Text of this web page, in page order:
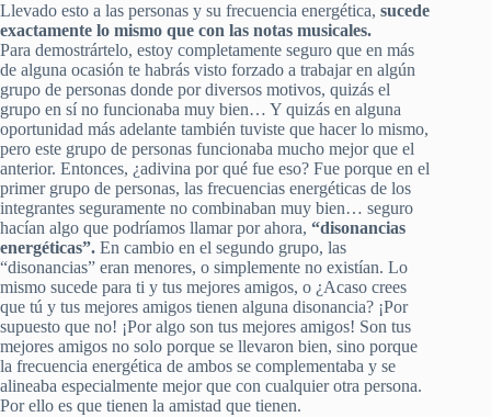
Llevado esto a las personas y su frecuencia energética, sucede
exactamente lo mismo que con las notas musicales.
Para demostrártelo, estoy completamente seguro que en más
de alguna ocasión te habrás visto forzado a trabajar en algún
grupo de personas donde por diversos motivos, quizás el
grupo en sí no funcionaba muy bien… Y quizás en alguna
oportunidad más adelante también tuviste que hacer lo mismo,
pero este grupo de personas funcionaba mucho mejor que el
anterior. Entonces, ¿adivina por qué fue eso? Fue porque en el
primer grupo de personas, las frecuencias energéticas de los
integrantes seguramente no combinaban muy bien… seguro
hacían algo que podríamos llamar por ahora, “disonancias
energéticas”. En cambio en el segundo grupo, las
“disonancias” eran menores, o simplemente no existían. Lo
mismo sucede para ti y tus mejores amigos, o ¿Acaso crees
que tú y tus mejores amigos tienen alguna disonancia? ¡Por
supuesto que no! ¡Por algo son tus mejores amigos! Son tus
mejores amigos no solo porque se llevaron bien, sino porque
la frecuencia energética de ambos se complementaba y se
alineaba especialmente mejor que con cualquier otra persona.
Por ello es que tienen la amistad que tienen.